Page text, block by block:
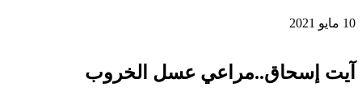
10 مايو 2021
آيت إسحاق..مراعي عسل الخروب